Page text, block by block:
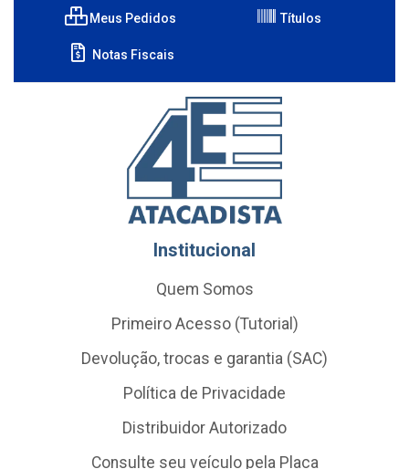
Meus Pedidos Títulos
Notas Fiscais
Institucional
Quem Somos
Primeiro Acesso (Tutorial)
Devolução, trocas e garantia (SAC)
Política de Privacidade
Distribuidor Autorizado
Consulte seu veículo pela Placa